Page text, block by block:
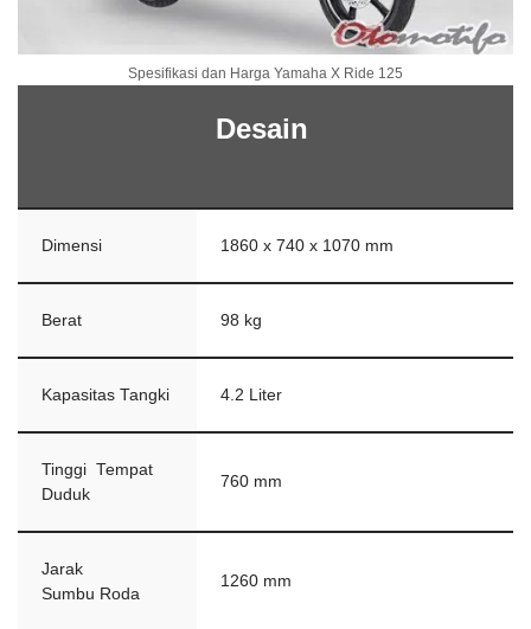
Spesifikasi dan Harga Yamaha X Ride 125
Desain
Dimensi 1860 x 740 x 1070 mm
Berat 98 kg
Kapasitas Tangki 4.2 Liter
Tinggi Tempat
Duduk
760 mm
Jarak
Sumbu Roda
1260 mm